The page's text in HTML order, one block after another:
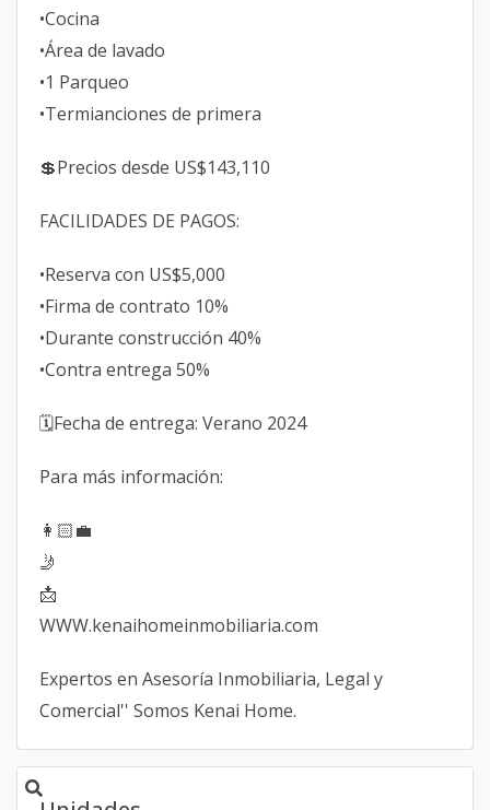
•Cocina
•Área de lavado
•1 Parqueo
•Termianciones de primera
💲Precios desde US$143,110
FACILIDADES DE PAGOS:
•Reserva con US$5,000
•Firma de contrato 10%
•Durante construcción 40%
•Contra entrega 50%
🗓️Fecha de entrega: Verano 2024
Para más información:
👩🏻‍💼
🤳
📩
WWW.kenaihomeinmobiliaria.com
Expertos en Asesoría Inmobiliaria, Legal y
Comercial'' Somos Kenai Home.